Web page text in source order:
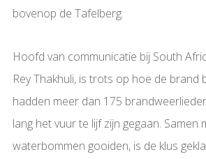
bovenop de Tafelberg.
Hoofd van communicatie bij South
Rey Thakhuli, is trots op hoe de brand
hadden meer dan 175
lang het vuur te lijf zijn gegaan. Samen
waterbommen gooiden, is de klus